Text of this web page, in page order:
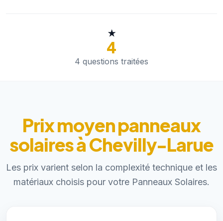
★
4
4 questions traitées
Prix moyen panneaux
solaires à Chevilly-Larue
Les prix varient selon la complexité technique et les
matériaux choisis pour votre Panneaux Solaires.